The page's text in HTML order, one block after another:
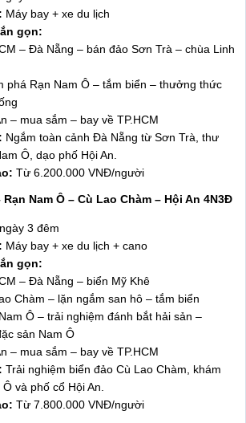
Máy bay + xe du lịch
gọn:
– Đà Nẵng – bán đảo Sơn Trà – chùa Linh
phá Rạn Nam Ô – tắm biển – thưởng thức
– mua sắm – bay về TP.HCM
Ngắm toàn cảnh Đà Nẵng từ Sơn Trà, thư
Ô, dạo phố Hội An.
Từ 6.200.000 VNĐ/người
Nam Ô – Cù Lao Chàm – Hội An 4N3Đ
3 đêm
Máy bay + xe du lịch + cano
gọn:
– Đà Nẵng – biển Mỹ Khê
Chàm – lặn ngắm san hô – tắm biển
Ô – trải nghiệm đánh bắt hải sản –
sản Nam Ô
– mua sắm – bay về TP.HCM
Trải nghiệm biển đảo Cù Lao Chàm, khám
và phố cổ Hội An.
Từ 7.800.000 VNĐ/người